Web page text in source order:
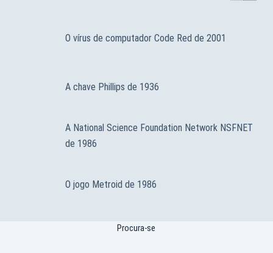
O vírus de computador Code Red de 2001
A chave Phillips de 1936
A National Science Foundation Network NSFNET
de 1986
O jogo Metroid de 1986
Procura-se